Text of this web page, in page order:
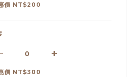
價 NT$200
價 NT$300